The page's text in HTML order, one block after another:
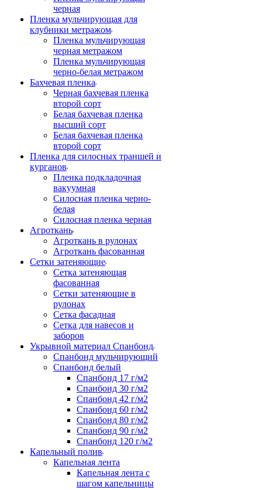
черная
Пленка мульчирующая для
клубники метражом
Пленка мульчирующая
черная метражом
Пленка мульчирующая
черно-белая метражом
Бахчевая пленка
Черная бахчевая пленка
второй сорт
Белая бахчевая пленка
высший сорт
Белая бахчевая пленка
второй сорт
Пленка для силосных траншей и
курганов
Пленка подкладочная
вакуумная
Силосная пленка черно-
белая
Силосная пленка черная
Агроткань
Агроткань в рулонах
Агроткань фасованная
Сетки затеняющие
Сетка затеняющая
фасованная
Сетки затеняющие в
рулонах
Сетка фасадная
Сетка для навесов и
заборов
Укрывной материал Спанбонд
Спанбонд мульчирующий
Спанбонд белый
Спанбонд 17 г/м2
Спанбонд 30 г/м2
Спанбонд 42 г/м2
Спанбонд 60 г/м2
Спанбонд 80 г/м2
Спанбонд 90 г/м2
Спанбонд 120 г/м2
Капельный полив
Капельная лента
Капельная лента с
шагом капельницы